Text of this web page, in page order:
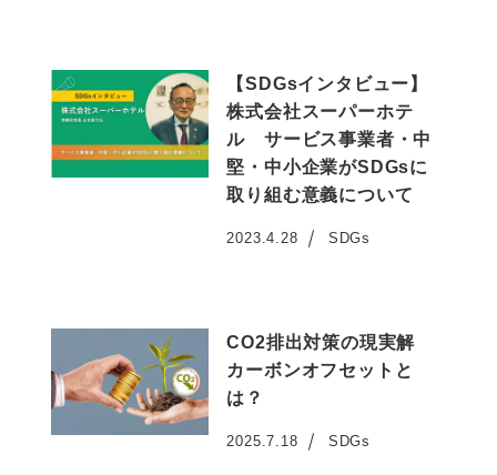
【SDGsインタビュー】
株式会社スーパーホテ
ル サービス事業者・中
堅・中小企業がSDGsに
取り組む意義について
投稿日
2023.4.28 SDGs
CO2排出対策の現実解
カーボンオフセットと
は？
投稿日
2025.7.18 SDGs